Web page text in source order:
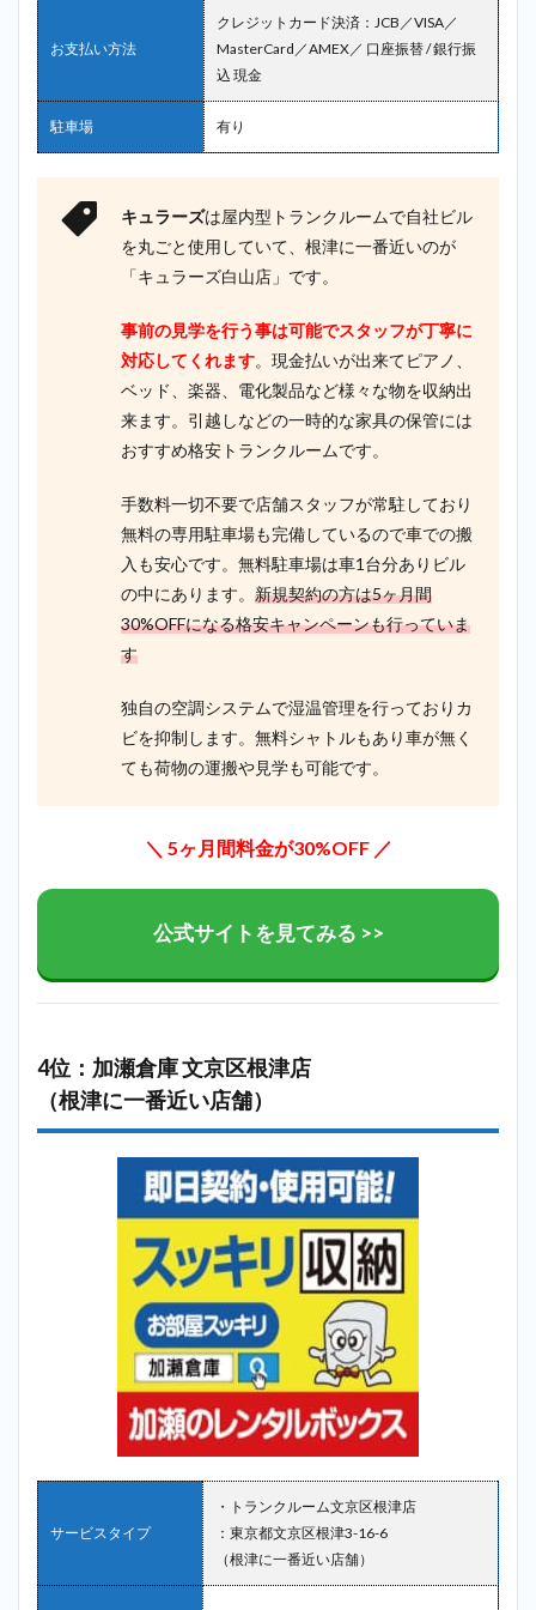
お支払い方法
クレジットカード決済：JCB／VISA／
MasterCard／AMEX／ 口座振替 / 銀行振
込 現金
駐車場 有り
キュラーズは屋内型トランクルームで自社ビル
を丸ごと使用していて、根津に一番近いのが
「キュラーズ白山店」です。
事前の見学を行う事は可能でスタッフが丁寧に
対応してくれます。現金払いが出来てピアノ、
ベッド、楽器、電化製品など様々な物を収納出
来ます。引越しなどの一時的な家具の保管には
おすすめ格安トランクルームです。
手数料一切不要で店舗スタッフが常駐しており
無料の専用駐車場も完備しているので車での搬
入も安心です。無料駐車場は車1台分ありビル
の中にあります。 新規契約の方は5ヶ月間
30%OFFになる格安キャンペーンも行っていま
す
独自の空調システムで湿温管理を行っておりカ
ビを抑制します。無料シャトルもあり車が無く
ても荷物の運搬や見学も可能です。
＼ 5ヶ月間料金が30%OFF ／
公式サイトを見てみる >>
4位：加瀬倉庫 文京区根津店
（根津に一番近い店舗）
サービスタイプ
・トランクルーム文京区根津店
：東京都文京区根津3-16-6
（根津に一番近い店舗）